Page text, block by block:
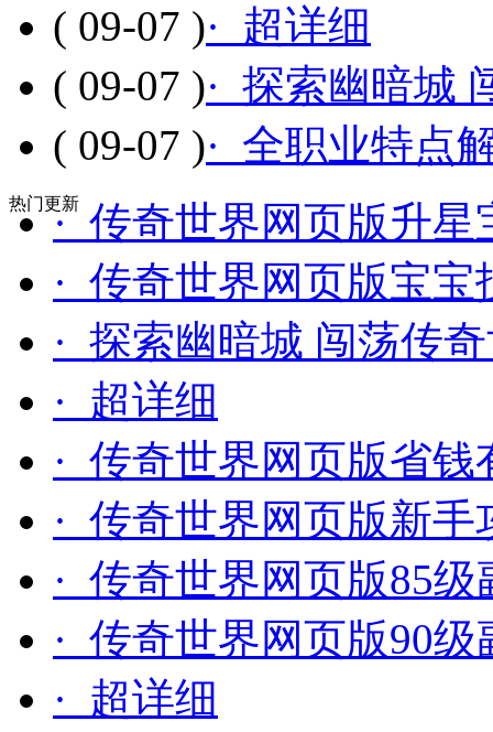
( 09-07 )· 超详细
( 09-07 )· 探索幽暗城
( 09-07 )· 全职业特点
热门更新· 传奇世界网页版升
· 传奇世界网页版宝
· 探索幽暗城 闯荡传
· 超详细
· 传奇世界网页版省
· 传奇世界网页版新
· 传奇世界网页版85
· 传奇世界网页版90
· 超详细